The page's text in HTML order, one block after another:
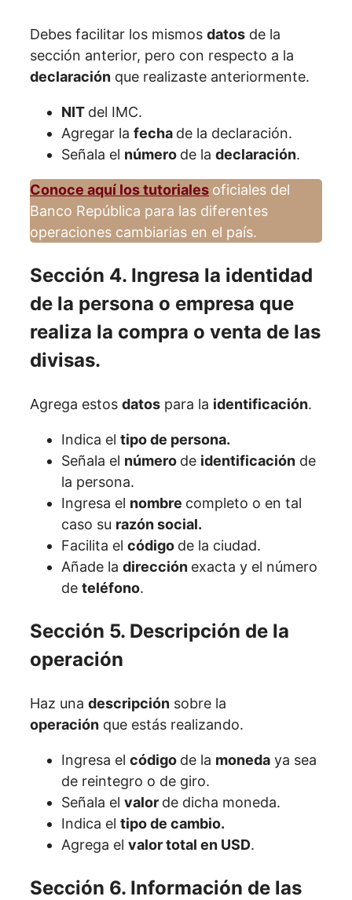
Debes facilitar los mismos datos de la
sección anterior, pero con respecto a la
declaración que realizaste anteriormente.
NIT del IMC.
Agregar la fecha de la declaración.
Señala el número de la declaración.
Conoce aquí los tutoriales oficiales del
Banco República para las diferentes
operaciones cambiarias en el país.
Sección 4. Ingresa la identidad
de la persona o empresa que
realiza la compra o venta de las
divisas.
Agrega estos datos para la identificación.
Indica el tipo de persona.
Señala el número de identificación de
la persona.
Ingresa el nombre completo o en tal
caso su razón social.
Facilita el código de la ciudad.
Añade la dirección exacta y el número
de teléfono.
Sección 5. Descripción de la
operación
Haz una descripción sobre la
operación que estás realizando.
Ingresa el código de la moneda ya sea
de reintegro o de giro.
Señala el valor de dicha moneda.
Indica el tipo de cambio.
Agrega el valor total en USD.
Sección 6. Información de las